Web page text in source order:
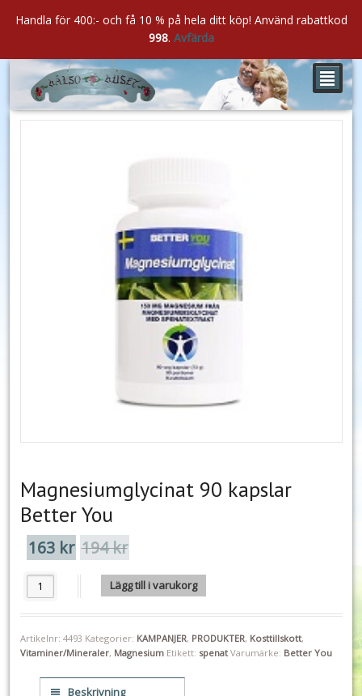
²
Magnesiumglycinat 90 kapslar
Better You
194krDet
ursprungliga
priset
var:
163 kr
Det
nuvarande
priset
är:
Magnesiumglycinat 90 kapslar Better You mängd
Lägg till i varukorg
Artikelnr: 4493 Kategorier: KAMPANJER, PRODUKTER, Kosttillskott,
Vitaminer/Mineraler, Magnesium Etikett: spenat Varumärke: Better You
Beskrivning
Handla för 400:- och få 10 % på hela ditt köp! Använd rabattkod
998. Avfärda